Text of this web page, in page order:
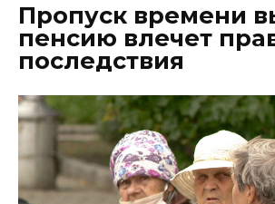
Пропуск времени
пенсию влечет
последствия